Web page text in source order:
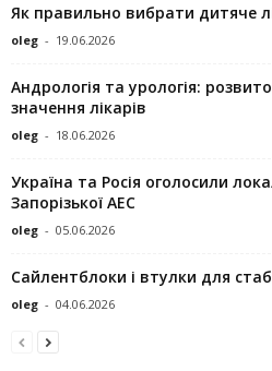
Як правильно вибрати дитяче
oleg - 19.06.2026
Андрологія та урологія:
значення лікарів
oleg - 18.06.2026
Україна та Росія оголосили
Запорізької АЕС
oleg - 05.06.2026
Сайлентблоки і втулки для
oleg - 04.06.2026